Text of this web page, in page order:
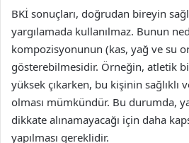
BKİ sonuçları, doğrudan bireyin
yargılamada kullanılmaz. Bunun
kompozisyonunun (kas, yağ ve su
gösterebilmesidir. Örneğin, atletik
yüksek çıkarken, bu kişinin sağlıklı
olması mümkündür. Bu durumda,
dikkate alınamayacağı için daha
yapılması gereklidir.